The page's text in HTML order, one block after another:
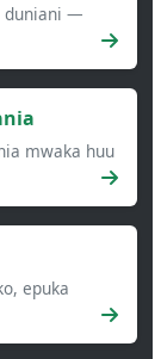
duniani —
mwaka huu
epuka